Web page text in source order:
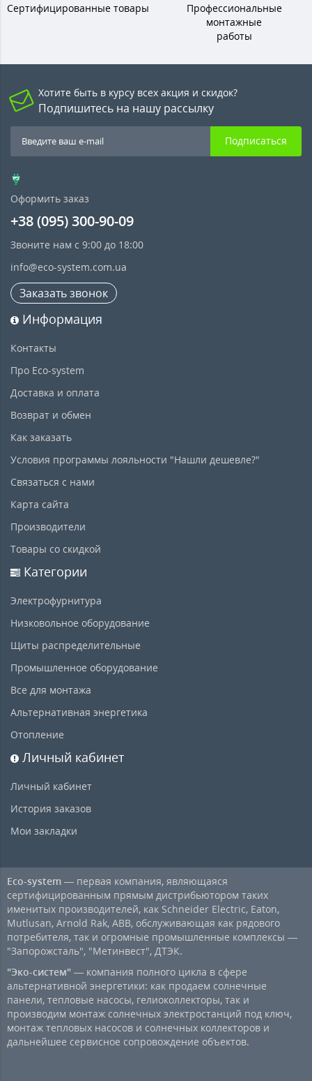
Сертифицированные товары
Профессиональные
монтажные
работы
Хотите быть в курсу всех акция и скидок?
Подпишитесь на нашу рассылку
Подписаться
Оформить заказ
+38 (095) 300-90-09
Звоните нам с 9:00 до 18:00
info@eco-system.com.ua
Заказать звонок
Информация
Контакты
Про Eco-system
Доставка и оплата
Возврат и обмен
Как заказать
Условия программы лояльности "Нашли дешевле?"
Связаться с нами
Карта сайта
Производители
Товары со скидкой
Категории
Электрофурнитура
Низковольное оборудование
Щиты распределительные
Промышленное оборудование
Все для монтажа
Альтернативная энергетика
Отопление
Личный кабинет
Личный кабинет
История заказов
Мои закладки
Eco-system — первая компания, являющаяся
сертифицированным прямым дистрибьютором таких
именитых производителей, как Schneider Electric, Eaton,
Mutlusan, Arnold Rak, ABB, обслуживающая как рядового
потребителя, так и огромные промышленные комплексы —
"Запорожсталь", "Метинвест", ДТЭК.
"Эко-систем" — компания полного цикла в сфере
альтернативной энергетики: как продаем солнечные
панели, тепловые насосы, гелиоколлекторы, так и
производим монтаж солнечных электростанций под ключ,
монтаж тепловых насосов и солнечных коллекторов и
дальнейшее сервисное сопровождение объектов.